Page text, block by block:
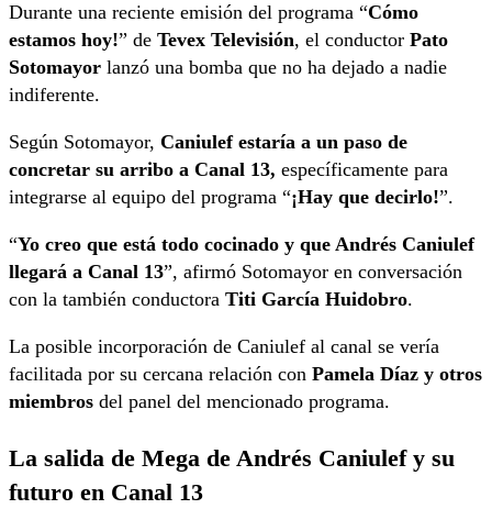
Durante una reciente emisión del programa “Cómo
estamos hoy!” de Tevex Televisión, el conductor Pato
Sotomayor lanzó una bomba que no ha dejado a nadie
indiferente.
Según Sotomayor, Caniulef estaría a un paso de
concretar su arribo a Canal 13, específicamente para
integrarse al equipo del programa “¡Hay que decirlo!”.
“Yo creo que está todo cocinado y que Andrés Caniulef
llegará a Canal 13”, afirmó Sotomayor en conversación
con la también conductora Titi García Huidobro.
La posible incorporación de Caniulef al canal se vería
facilitada por su cercana relación con Pamela Díaz y otros
miembros del panel del mencionado programa.
La salida de Mega de Andrés Caniulef y su
futuro en Canal 13